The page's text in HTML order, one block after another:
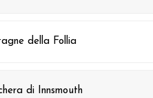
della Follia
di Innsmouth